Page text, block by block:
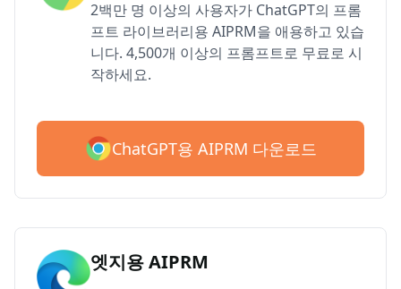
2백만 명 이상의 사용자가 ChatGPT의 프롬
프트 라이브러리용 AIPRM을 애용하고 있습
니다. 4,500개 이상의 프롬프트로 무료로 시
작하세요.
ChatGPT용 AIPRM 다운로드
엣지용 AIPRM